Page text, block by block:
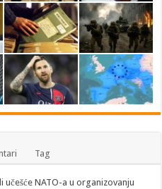
Tag
učešće NATO-a u organizovanju